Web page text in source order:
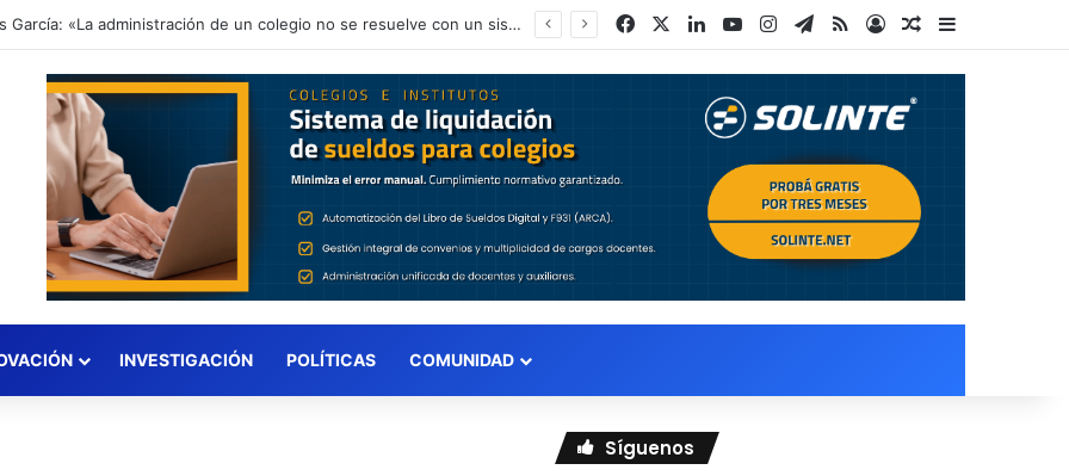
Matías García: «La administración de un colegio no se resuelve con un sistema genérico: se resuelve entendiendo cómo funciona un colegio por dentro» FacebookLinkedInYouTubeInstagramTelegram
RSS AccesoPublicación al
INVESTIGACIÓN POLÍTICAS COMUNIDAD
Síguenos